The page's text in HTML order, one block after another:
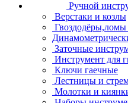
Ручной
Верстаки и козлы
Гвоздодёры,ломы
Заточные
Инструмент для
Ключи гаечные
Лестницы и
Молотки и